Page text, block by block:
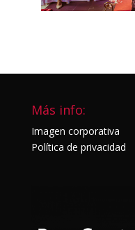
Más info:
Imagen corporativa
Política de privacidad